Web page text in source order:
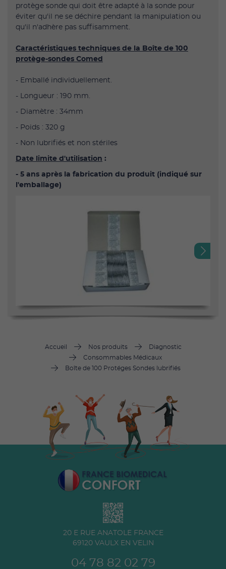
protège sonde qui doit être adapté à la sonde pour
éviter qu'il ne se déchire pendant la manipulation ou
qu'il n'adhère pas suffisamment.
Caractéristiques techniques de la Boîte de 100
protège-sondes Comed
- Emballé individuellement.
- Longueur : 190 mm.
- Diamètre : 34mm
- Poids : 320 g
- Non lubrifiés et non stériles
Date limite d'utilisation :
- 5 ans après la fabrication du produit (indiqué sur
l'emballage)
Accueil Nos produits
Diagnostic
Consommables Médicaux
Boîte de 100 Protéges Sondes lubrifiés
20 E RUE ANATOLE FRANCE
69120 VAULX EN VELIN
04 78 82 02 79